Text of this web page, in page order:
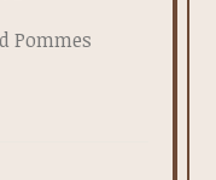
Pommes